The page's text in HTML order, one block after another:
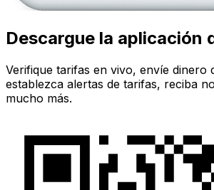
Descargue la aplicación
Verifique tarifas en vivo, envíe dinero
establezca alertas de tarifas, reciba
mucho más.